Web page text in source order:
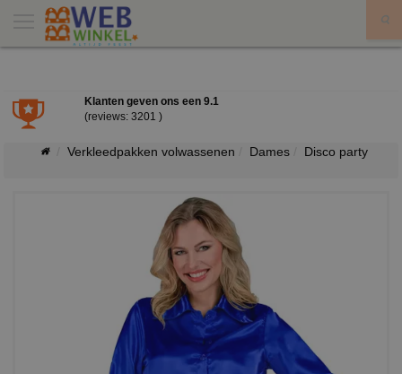
Klanten geven ons een 9.1
(reviews: 3201 )
Verkleedpakken volwassenen Dames Disco party